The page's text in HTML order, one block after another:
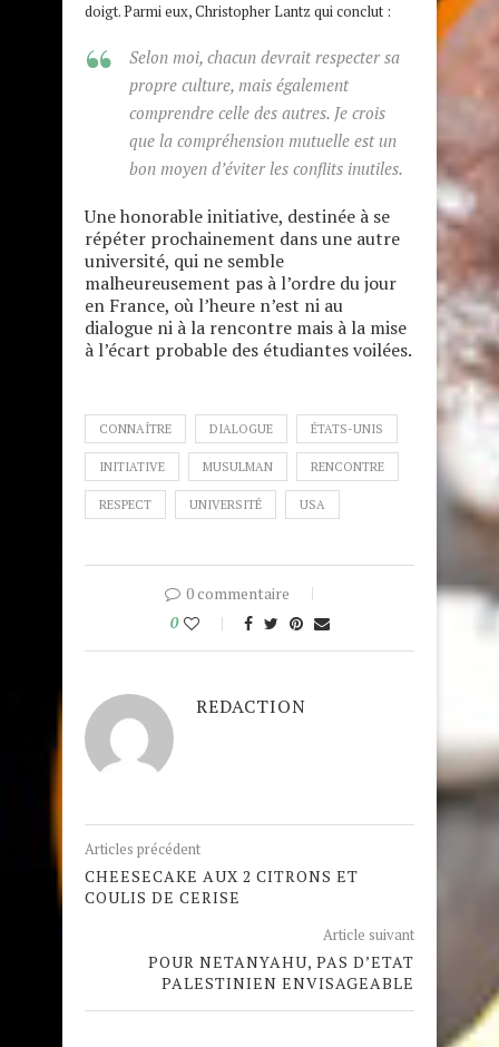
doigt. Parmi eux, Christopher Lantz qui conclut :
Selon moi, chacun devrait respecter sa
propre culture, mais également
comprendre celle des autres. Je crois
que la compréhension mutuelle est un
bon moyen d’éviter les conflits inutiles.
Une honorable initiative, destinée à se
répéter prochainement dans une autre
université, qui ne semble
malheureusement pas à l’ordre du jour
en France, où l’heure n’est ni au
dialogue ni à la rencontre mais à la mise
à l’écart probable des étudiantes voilées.
CONNAÎTRE DIALOGUE ÉTATS-UNIS
INITIATIVE MUSULMAN RENCONTRE
RESPECT UNIVERSITÉ USA
0 commentaire
0
REDACTION
Articles précédent
CHEESECAKE AUX 2 CITRONS ET
COULIS DE CERISE
Article suivant
POUR NETANYAHU, PAS D’ETAT
PALESTINIEN ENVISAGEABLE